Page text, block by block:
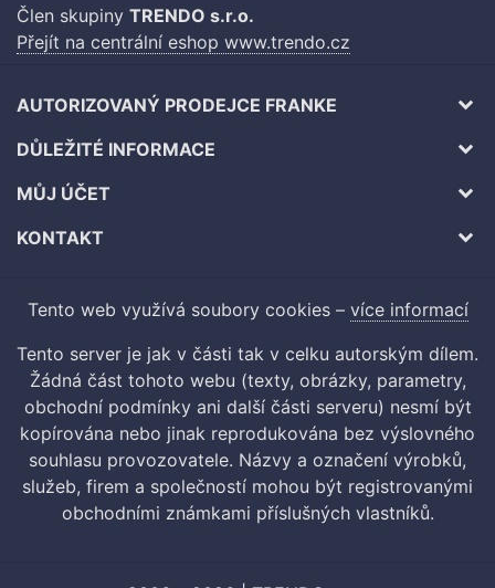
Člen skupiny TRENDO s.r.o.
Přejít na centrální eshop www.trendo.cz
AUTORIZOVANÝ PRODEJCE FRANKE
DŮLEŽITÉ INFORMACE
MŮJ ÚČET
KONTAKT
Tento web využívá soubory cookies – více informací
Tento server je jak v části tak v celku autorským dílem.
Žádná část tohoto webu (texty, obrázky, parametry,
obchodní podmínky ani další části serveru) nesmí být
kopírována nebo jinak reprodukována bez výslovného
souhlasu provozovatele. Názvy a označení výrobků,
služeb, firem a společností mohou být registrovanými
obchodními známkami příslušných vlastníků.